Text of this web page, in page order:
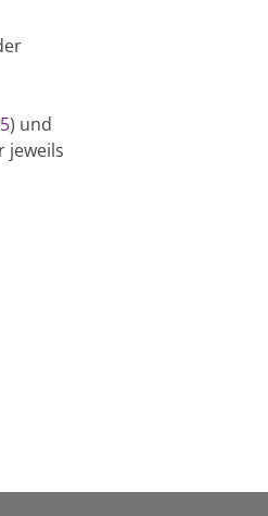
) und
jeweils